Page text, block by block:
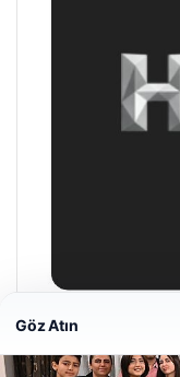
Enes Kaplan
28/04/2026
Göz Atın